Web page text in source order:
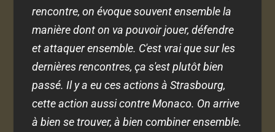
rencontre, on évoque souvent ensemble la
manière dont on va pouvoir jouer, défendre
et attaquer ensemble. C'est vrai que sur les
dernières rencontres, ça s'est plutôt bien
passé. Il y a eu ces actions à Strasbourg,
cette action aussi contre Monaco. On arrive
à bien se trouver, à bien combiner ensemble.